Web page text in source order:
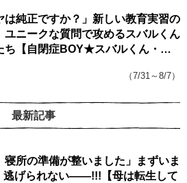
は純正ですか？」新しい教育実習の
ユニークな質問で攻めるスバルくん
ち【自閉症BOY★スバルくん・
（7/31～8/7）
最新記事
寝所の準備が整いました」まずいま
逃げられない――!!!【母は転生して